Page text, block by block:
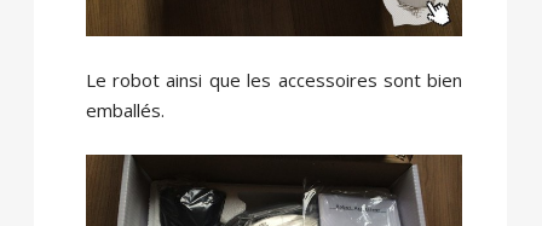
Le robot ainsi que les accessoires sont bien
emballés.